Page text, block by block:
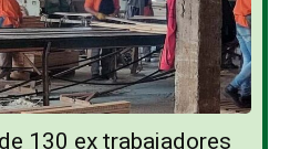
130 ex trabajadores